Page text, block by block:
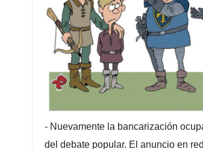
- Nuevamente la bancarización
del debate popular. El anuncio en